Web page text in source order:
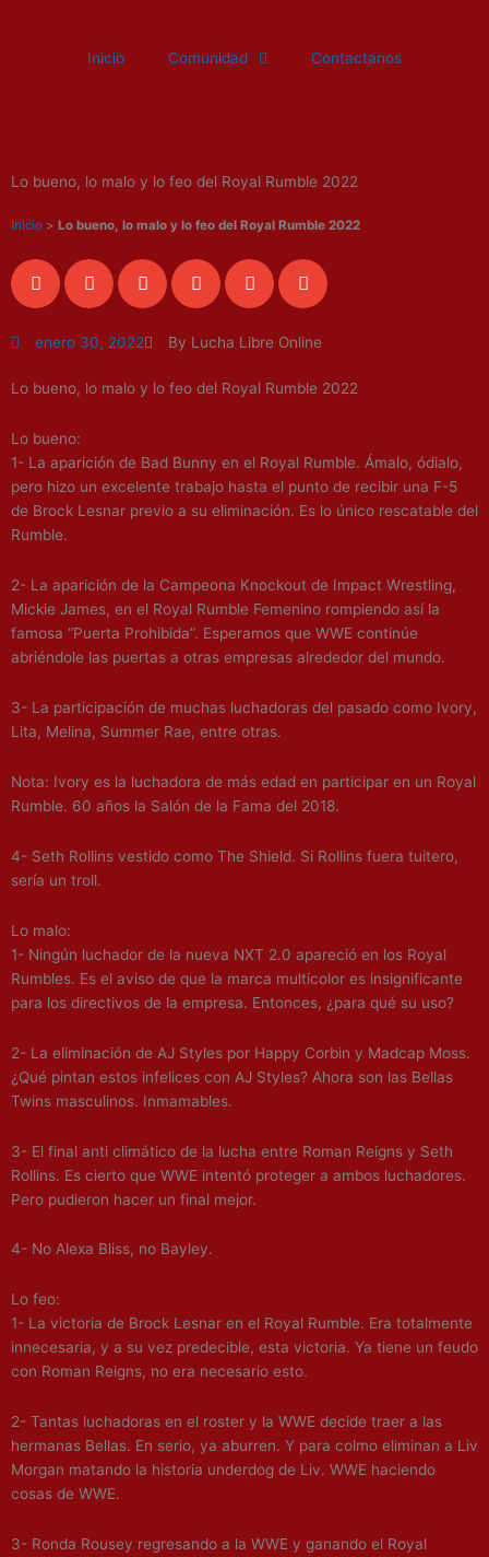
Inicio Comunidad Contactanos
Lo bueno, lo malo y lo feo del Royal Rumble 2022
Inicio > Lo bueno, lo malo y lo feo del Royal Rumble 2022
enero 30, 2022 By Lucha Libre Online
Lo bueno, lo malo y lo feo del Royal Rumble 2022
Lo bueno:
1- La aparición de Bad Bunny en el Royal Rumble. Ámalo, ódialo,
pero hizo un excelente trabajo hasta el punto de recibir una F-5
de Brock Lesnar previo a su eliminación. Es lo único rescatable del
Rumble.
2- La aparición de la Campeona Knockout de Impact Wrestling,
Mickie James, en el Royal Rumble Femenino rompiendo así la
famosa “Puerta Prohibida”. Esperamos que WWE continúe
abriéndole las puertas a otras empresas alrededor del mundo.
3- La participación de muchas luchadoras del pasado como Ivory,
Lita, Melina, Summer Rae, entre otras.
Nota: Ivory es la luchadora de más edad en participar en un Royal
Rumble. 60 años la Salón de la Fama del 2018.
4- Seth Rollins vestido como The Shield. Si Rollins fuera tuitero,
sería un troll.
Lo malo:
1- Ningún luchador de la nueva NXT 2.0 apareció en los Royal
Rumbles. Es el aviso de que la marca multicolor es insignificante
para los directivos de la empresa. Entonces, ¿para qué su uso?
2- La eliminación de AJ Styles por Happy Corbin y Madcap Moss.
¿Qué pintan estos infelices con AJ Styles? Ahora son las Bellas
Twins masculinos. Inmamables.
3- El final anti climático de la lucha entre Roman Reigns y Seth
Rollins. Es cierto que WWE intentó proteger a ambos luchadores.
Pero pudieron hacer un final mejor.
4- No Alexa Bliss, no Bayley.
Lo feo:
1- La victoria de Brock Lesnar en el Royal Rumble. Era totalmente
innecesaria, y a su vez predecible, esta victoria. Ya tiene un feudo
con Roman Reigns, no era necesario esto.
2- Tantas luchadoras en el roster y la WWE decide traer a las
hermanas Bellas. En serio, ya aburren. Y para colmo eliminan a Liv
Morgan matando la historia underdog de Liv. WWE haciendo
cosas de WWE.
3- Ronda Rousey regresando a la WWE y ganando el Royal